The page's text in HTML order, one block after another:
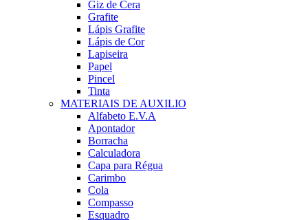
Giz de Cera
Grafite
Lápis Grafite
Lápis de Cor
Lapiseira
Papel
Pincel
Tinta
MATERIAIS DE AUXILIO
Alfabeto E.V.A
Apontador
Borracha
Calculadora
Capa para Régua
Carimbo
Cola
Compasso
Esquadro